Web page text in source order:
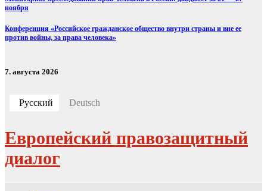
ноября
Конференция «Российское гражданское общество внутри страны и вне ее
против войны, за права человека»
7. августа 2026
Русский Deutsch
Европейский правозащитный
диалог